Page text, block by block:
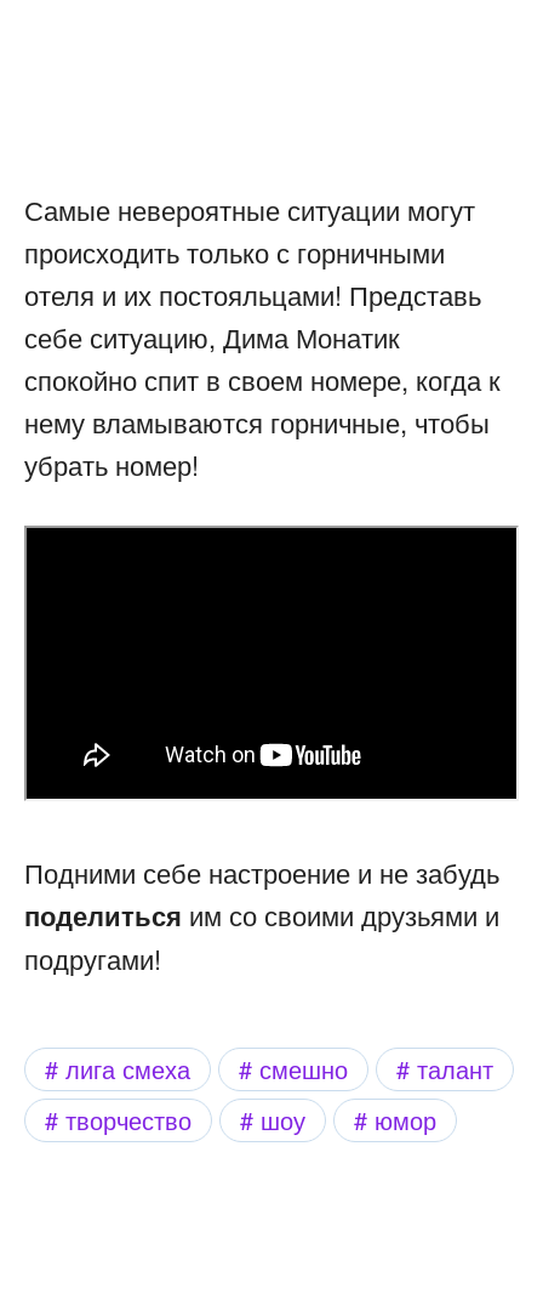
Самые невероятные ситуации могут
происходить только с горничными
отеля и их постояльцами! Представь
себе ситуацию, Дима Монатик
спокойно спит в своем номере, когда к
нему вламываются горничные, чтобы
убрать номер!
Подними себе настроение и не забудь
поделиться им со своими друзьями и
подругами!
лига смеха смешно
талант
творчество
шоу юмор